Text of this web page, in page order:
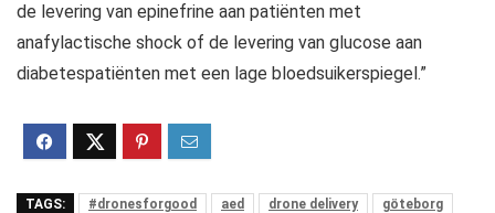
de levering van epinefrine aan patiënten met
anafylactische shock of de levering van glucose aan
diabetespatiënten met een lage bloedsuikerspiegel.”
TAGS: #dronesforgood aed drone delivery
göteborg